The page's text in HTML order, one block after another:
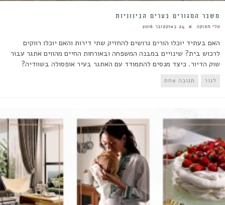
משבר המגורים בערים הבינוניות
טלי חתוקה 24 באוקטובר 2018
האם בעתיד יוכלו הורים גרושים להחזיק שתי דירות והאם יוכלו רווקים
לרכוש בית? שינויים במבנה המשפחה ובאורחות החיים מהווים אתגר עבור
שוק הדיור. כיצד מנסים להתמודד עם האתגר בעיר אופסולה בשוודיה?
לגור תגובה אחת